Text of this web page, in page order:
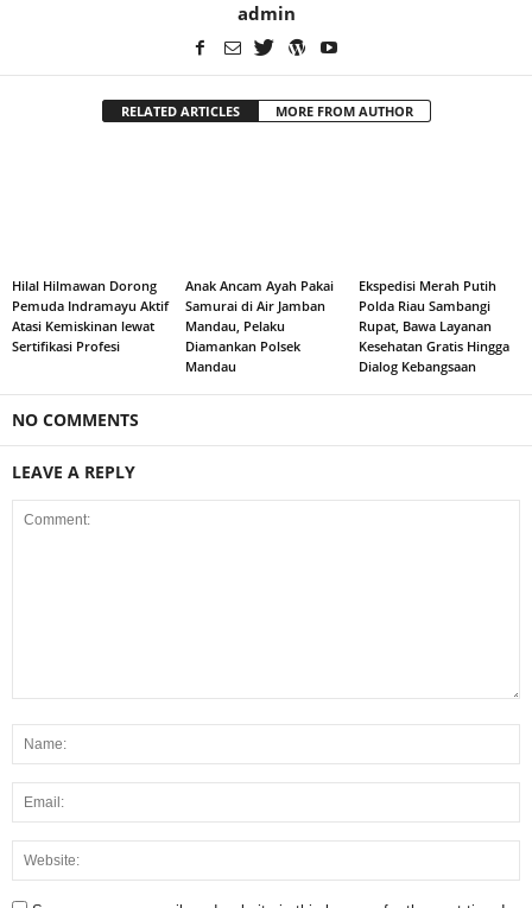
admin
RELATED ARTICLES MORE FROM AUTHOR
Hilal Hilmawan Dorong
Pemuda Indramayu Aktif
Atasi Kemiskinan lewat
Sertifikasi Profesi
Anak Ancam Ayah Pakai
Samurai di Air Jamban
Mandau, Pelaku
Diamankan Polsek
Mandau
Ekspedisi Merah Putih
Polda Riau Sambangi
Rupat, Bawa Layanan
Kesehatan Gratis Hingga
Dialog Kebangsaan
NO COMMENTS
LEAVE A REPLY